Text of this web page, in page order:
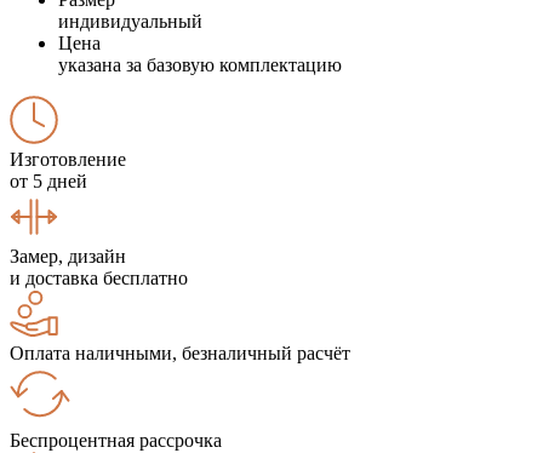
индивидуальный
Цена
указана за базовую комплектацию
Изготовление
от 5 дней
Замер, дизайн
и доставка бесплатно
Оплата наличными, безналичный расчёт
Беспроцентная рассрочка